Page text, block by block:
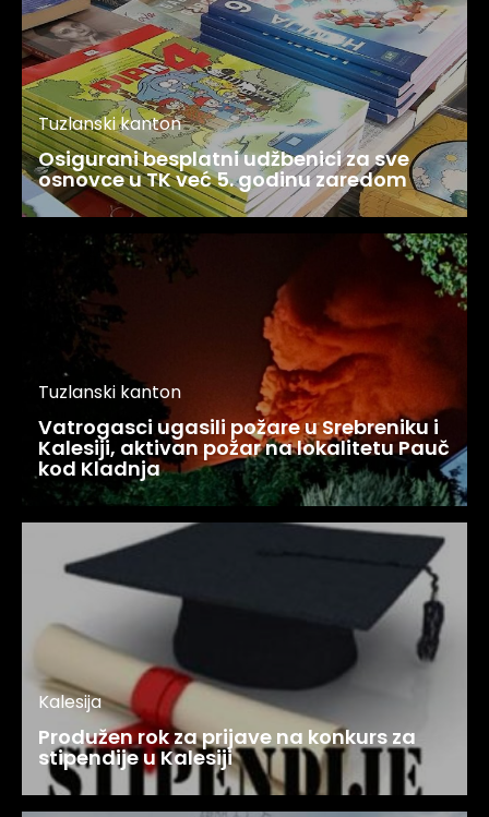
Tuzlanski kanton
Osigurani besplatni udžbenici za sve
osnovce u TK već 5. godinu zaredom
Tuzlanski kanton
Vatrogasci ugasili požare u Srebreniku i
Kalesiji, aktivan požar na lokalitetu Pauč
kod Kladnja
Kalesija
Produžen rok za prijave na konkurs za
stipendije u Kalesiji